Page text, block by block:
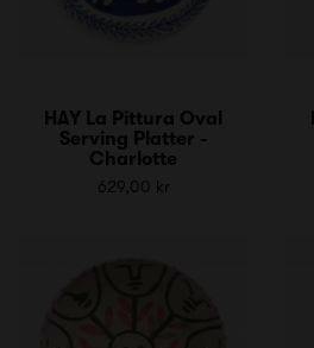
HAY La Pittura Oval
Serving Platter -
Charlotte
629,00 kr